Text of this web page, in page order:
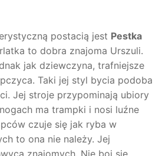
postacią jest Pestka
to dobra znajoma Urszuli.
jak dziewczyna, trafniejsze
Taki jej styl bycia podoba
Jej stroje przypominają ubiory
ma trampki i nosi luźne
czuje się jak ryba w
to ona nie należy. Jej